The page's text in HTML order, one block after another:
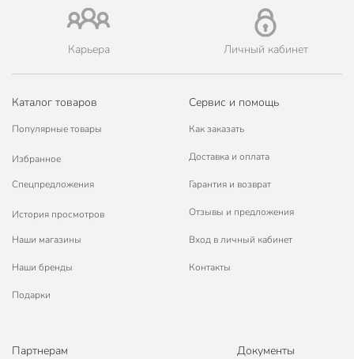
Карьера Личный кабинет
Каталог товаров
Популярные товары
Избранное
Спецпредложения
История просмотров
Наши магазины
Наши бренды
Подарки
Сервис и помощь
Как заказать
Доставка и оплата
Гарантия и возврат
Отзывы и предложения
Вход в личный кабинет
Контакты
Партнерам Документы